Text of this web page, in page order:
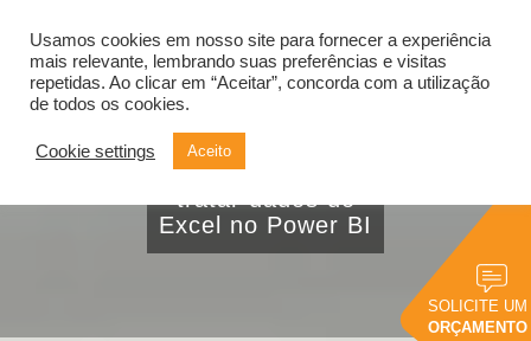
SOLICITE UM
ORÇAMENTO
Alternar
Descubra como
tratar dados do
Excel no Power BI
Usamos cookies em nosso site para fornecer a experiência
mais relevante, lembrando suas preferências e visitas
repetidas. Ao clicar em “Aceitar”, concorda com a utilização
de todos os cookies.
Cookie settings Aceito